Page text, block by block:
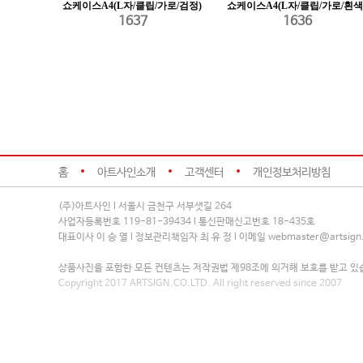
쇼케이스A4(L자/클립/가로/검정)
1637
쇼케이스A4(L자/클립/가로/흰
1636
홈 아트사인소개 고객센터 개인정보처리방침
(주)아트사인 l 서울시 금천구 서부샛길 264
사업자등록번호 119-81-39434 l 통신판매신고번호 18-435호
대표이사 이 승 열 l 정보관리책임자 최 유 정 l 이메일
상품사진을 포함한 모든 컨텐츠는 저작권법 제98조에 의거해 보호를 받고 있
Copyright 2017 ARTSIGN.CO.LTD. All right reserved since 2007